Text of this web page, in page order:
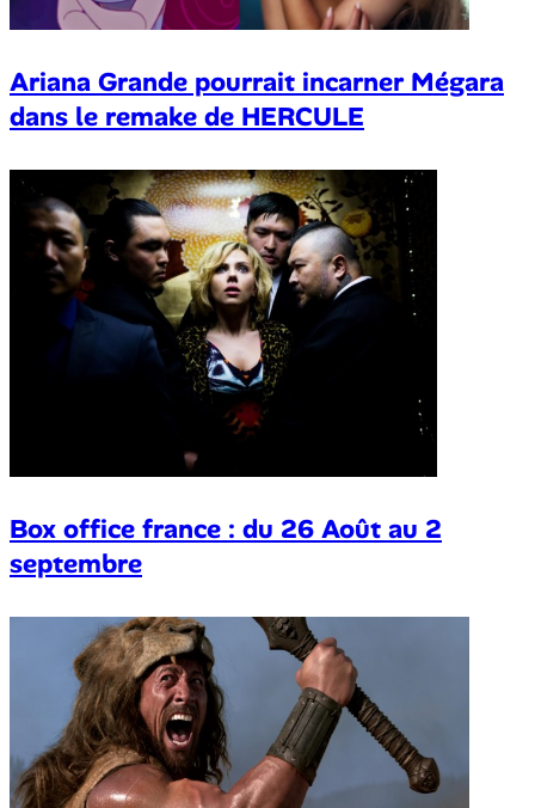
Ariana Grande pourrait incarner Mégara
dans le remake de HERCULE
Box office france : du 26 Août au 2
septembre